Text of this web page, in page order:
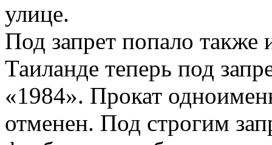
улице.
Под запрет попало также
Таиланде теперь под
«1984». Прокат
отменен. Под строгим